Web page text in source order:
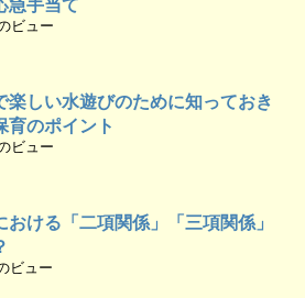
ビュー
楽しい水遊びのために知っておき
育のポイント
ビュー
おける「二項関係」「三項関係」
ビュー